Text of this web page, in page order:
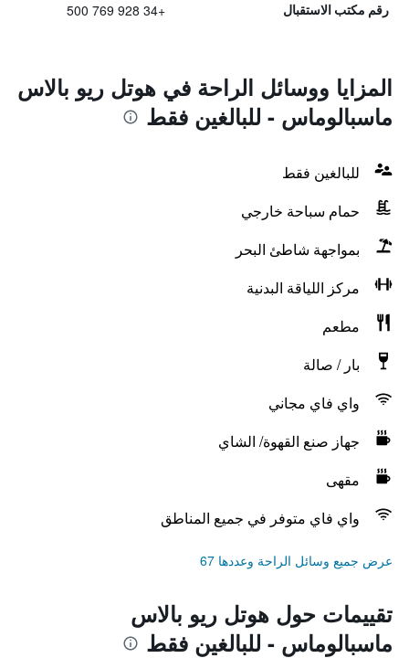
رقم مكتب الاستقبال +34 928 769 500
المزايا ووسائل الراحة في هوتل ريو بالاس
ماسبالوماس - للبالغين فقط
للبالغين فقط
حمام سباحة خارجي
بمواجهة شاطئ البحر
مركز اللياقة البدنية
مطعم
بار / صالة
واي فاي مجاني
جهاز صنع القهوة/ الشاي
مقهى
واي فاي متوفر في جميع المناطق
عرض جميع وسائل الراحة وعددها 67
تقييمات حول هوتل ريو بالاس
ماسبالوماس - للبالغين فقط